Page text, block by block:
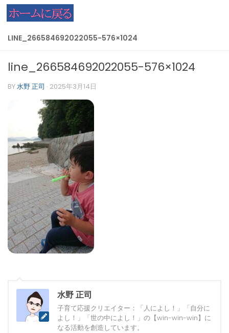
コンテンツへスキップ
LINE_266584692022055-576×1024
line_266584692022055-576×1024
BY水野 正司 · 2025年3月14日
水野 正司
子育て応援クリエイター：「人によし！」「自分に
よし！」「世の中によし！」の【win-win-win】に
なる活動を創造しています。